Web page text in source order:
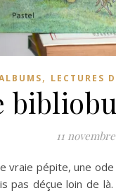
, LECTURES
11
vraie pépite, une
pas déçue loin de